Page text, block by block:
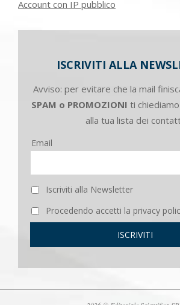
Account con IP pubblico
ISCRIVITI ALLA
Avviso: per evitare che la mail
SPAM o PROMOZIONI ti
alla tua lista dei
Email
Iscriviti alla Newsletter
Procedendo accetti la privacy